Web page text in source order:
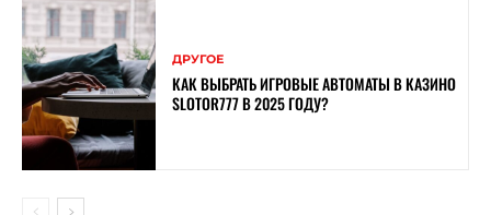
ДРУГОЕ
КАК ВЫБРАТЬ ИГРОВЫЕ АВТОМАТЫ В КАЗИНО
SLOTOR777 В 2025 ГОДУ?